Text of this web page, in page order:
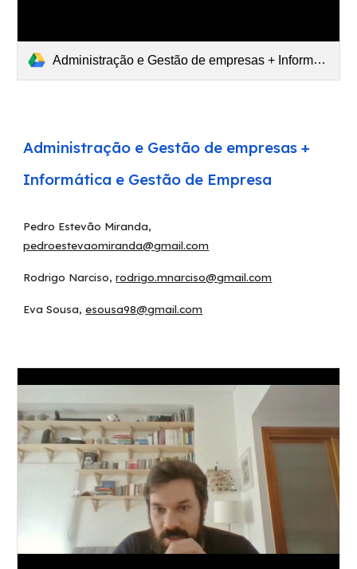
Administração e Gestão de empresas + Informática e Gestão de Empresas (2021-03-06 at 01 40 GMT-8).mp4
Administração e Gestão de empresas +
Informática e Gestão de Empresa
Pedro Estevão Miranda, ​
pedroestevaomiranda@gmail.com
​Rodrigo Narciso, ​rodrigo.mnarciso@gmail.com
​Eva Sousa, ​esousa98@gmail.com